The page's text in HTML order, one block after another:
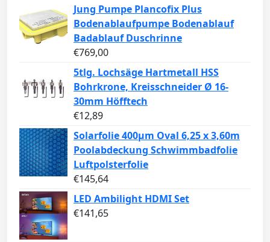
Jung Pumpe Plancofix Plus
Bodenablaufpumpe Bodenablauf
Badablauf Duschrinne
€769,00
5tlg. Lochsäge Hartmetall HSS
Bohrkrone, Kreisschneider Ø 16-
30mm Höfftech
€12,89
Solarfolie 400µm Oval 6,25 x 3,60m
Poolabdeckung Schwimmbadfolie
Luftpolsterfolie
€145,64
LED Ambilight HDMI Set
€141,65